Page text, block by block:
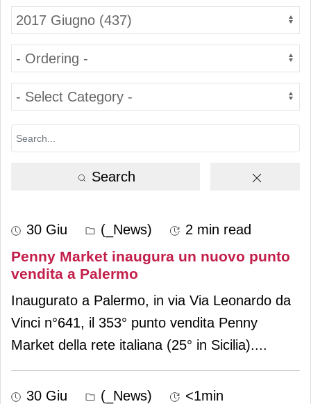
Search
30 Giu (_News) 2 min read
Penny Market inaugura un nuovo punto
vendita a Palermo
Inaugurato a Palermo, in via Via Leonardo da
Vinci n°641, il 353° punto vendita Penny
Market della rete italiana (25° in Sicilia)....
30 Giu (_News) <1min